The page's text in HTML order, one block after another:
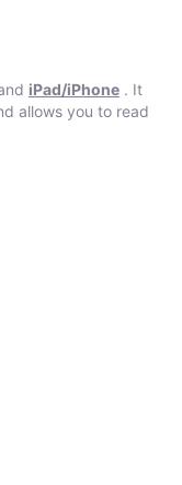
入睡的人。
iPad/iPhone . It
allows you to read